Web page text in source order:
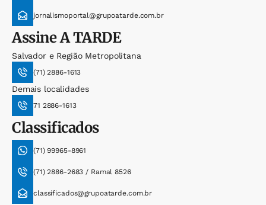
jornalismoportal@grupoatarde.com.br
AssineA TARDE
Salvador e Região Metropolitana
(71) 2886-1613
Demais localidades
71 2886-1613
Classificados
(71) 99965-8961
(71) 2886-2683 / Ramal 8526
classificados@grupoatarde.com.br